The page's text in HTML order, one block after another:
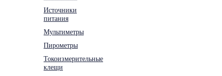
Источники
питания
Мультиметры
Пирометры
Токоизмерительные
клещи